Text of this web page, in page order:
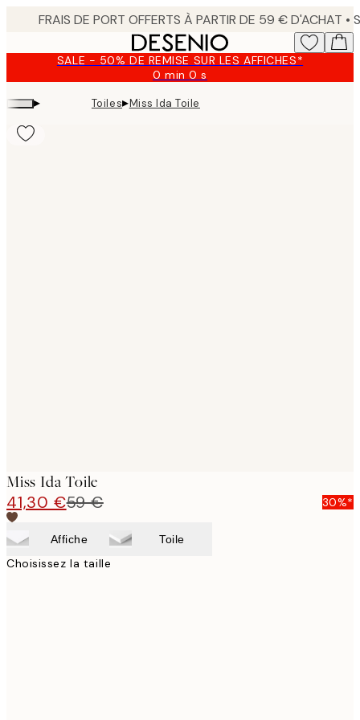
content.SALE - 50% DE REMISE SUR LES AFFICHES*
0 min0 s
Valable
jusqu'au
:
▸ Toiles▸Miss Ida Toile
Miss Ida Toile
41,30 €59 € 30%*
Affiche Toile
Choisissez la taille